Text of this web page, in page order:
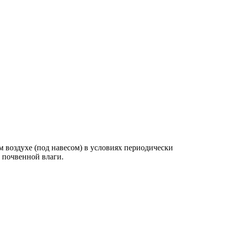
(под навесом) в условиях периодически
влаги.